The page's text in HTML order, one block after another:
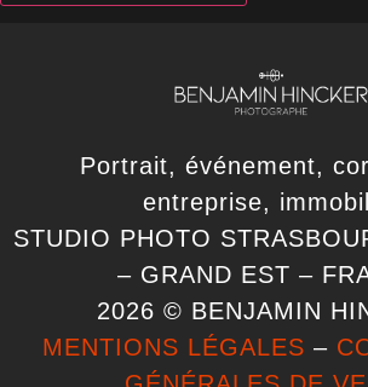
Portrait, événement,
entreprise,
STUDIO PHOTO
– GRAND EST –
2026 © BENJAMIN
MENTIONS LÉGALES –